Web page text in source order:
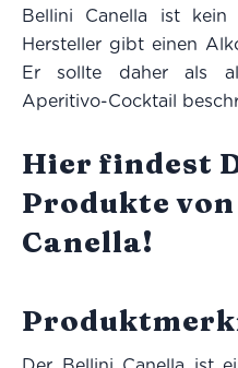
Bellini Canella ist kein
Hersteller gibt einen
Er sollte daher als
Aperitivo-Cocktail
Hier findest
Produkte
Canella!